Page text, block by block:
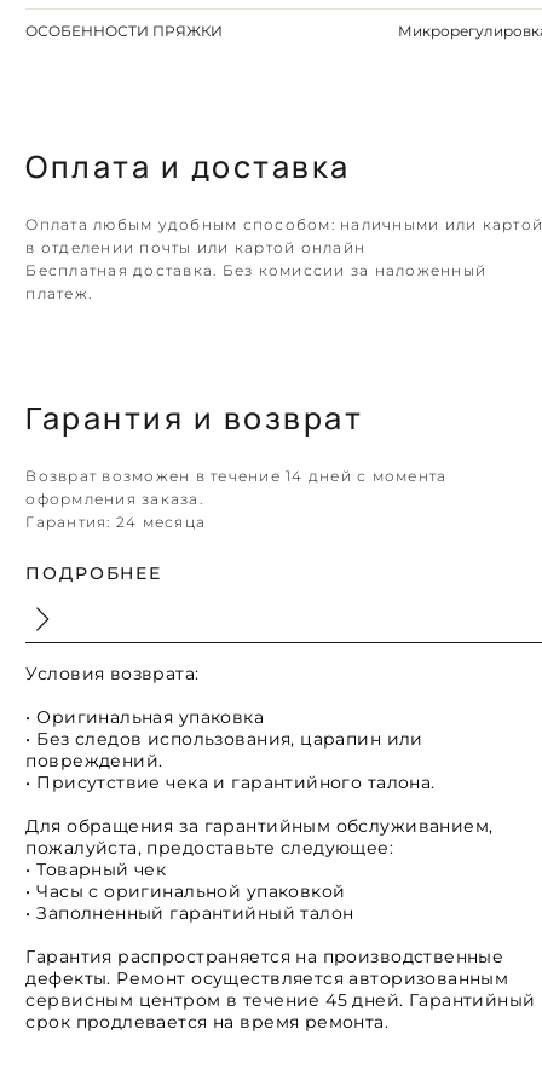
ОСОБЕННОСТИ ПРЯЖКИ
Оплата и доставка
Оплата любым удобным способом: наличными или
в отделении почты или картой онлайн
Бесплатная доставка. Без комиссии за наложенный
платеж.
Гарантия и возврат
Возврат возможен в течение 14 дней с момента
оформления заказа.
Гарантия: 24 месяца
ПОДРОБНЕЕ
Условия возврата:
• Оригинальная упаковка
• Без следов использования, царапин или
повреждений.
• Присутствие чека и гарантийного талона.
Для обращения за гарантийным обслуживанием,
пожалуйста, предоставьте следующее:
• Товарный чек
• Часы с оригинальной упаковкой
• Заполненный гарантийный талон
Гарантия распространяется на производственные
дефекты. Ремонт осуществляется авторизованным
сервисным центром в течение 45 дней. Гарантийный
срок продлевается на время ремонта.